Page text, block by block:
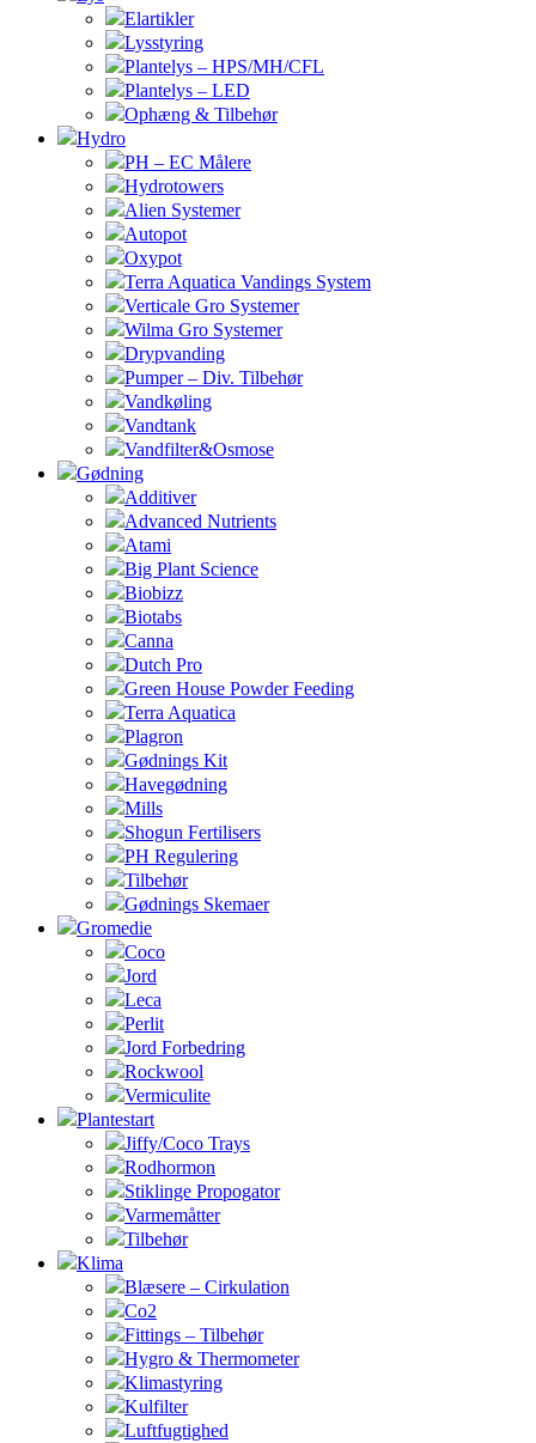
Elartikler
Lysstyring
Plantelys – HPS/MH/CFL
Plantelys – LED
Ophæng & Tilbehør
Hydro
PH – EC Målere
Hydrotowers
Alien Systemer
Autopot
Oxypot
Terra Aquatica Vandings System
Verticale Gro Systemer
Wilma Gro Systemer
Drypvanding
Pumper – Div. Tilbehør
Vandkøling
Vandtank
Vandfilter&Osmose
Gødning
Additiver
Advanced Nutrients
Atami
Big Plant Science
Biobizz
Biotabs
Canna
Dutch Pro
Green House Powder Feeding
Terra Aquatica
Plagron
Gødnings Kit
Havegødning
Mills
Shogun Fertilisers
PH Regulering
Tilbehør
Gødnings Skemaer
Gromedie
Coco
Jord
Leca
Perlit
Jord Forbedring
Rockwool
Vermiculite
Plantestart
Jiffy/Coco Trays
Rodhormon
Stiklinge Propogator
Varmemåtter
Tilbehør
Klima
Blæsere – Cirkulation
Co2
Fittings – Tilbehør
Hygro & Thermometer
Klimastyring
Kulfilter
Luftfugtighed